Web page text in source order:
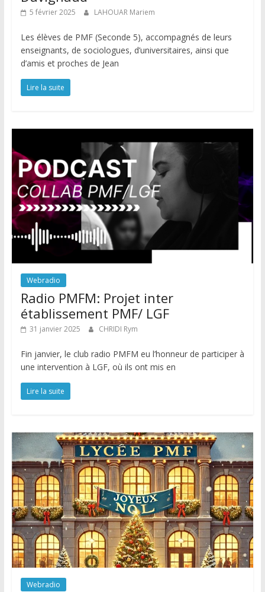
5 février 2025 LAHOUAR Mariem
Les élèves de PMF (Seconde 5), accompagnés de leurs
enseignants, de sociologues, d’universitaires, ainsi que
d’amis et proches de Jean
Lire la suite
Webradio
Radio PMFM: Projet inter
établissement PMF/ LGF
31 janvier 2025 CHRIDI Rym
Fin janvier, le club radio PMFM eu l’honneur de participer à
une intervention à LGF, où ils ont mis en
Lire la suite
Webradio